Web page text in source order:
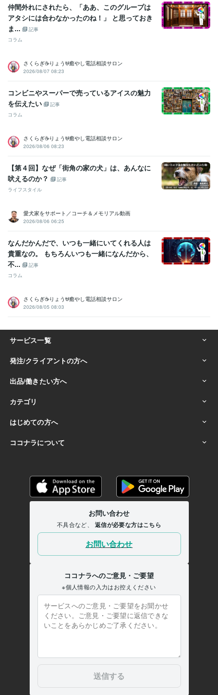
仲間外れにされたら、「ああ、このグループは
アタシには合わなかったのね！」 と思っておき
ま...
記事
コラム
さくらぎ☕りょう⛎癒やし電話相談サロン
2026/08/07 08:23
コンビニやスーパーで売っているアイスの魅力
を伝えたい
記事
コラム
さくらぎ☕りょう⛎癒やし電話相談サロン
2026/08/06 08:23
【第４回】なぜ「街角の家の犬」は、あんなに
吠えるのか？
記事
ライフスタイル
愛犬家をサポート／コーチ＆メモリアル動画
2026/08/06 06:25
なんだかんだで、いつも一緒にいてくれる人は
貴重なの。 もちろんいつも一緒になんだから、
不...
記事
コラム
さくらぎ☕りょう⛎癒やし電話相談サロン
2026/08/05 08:03